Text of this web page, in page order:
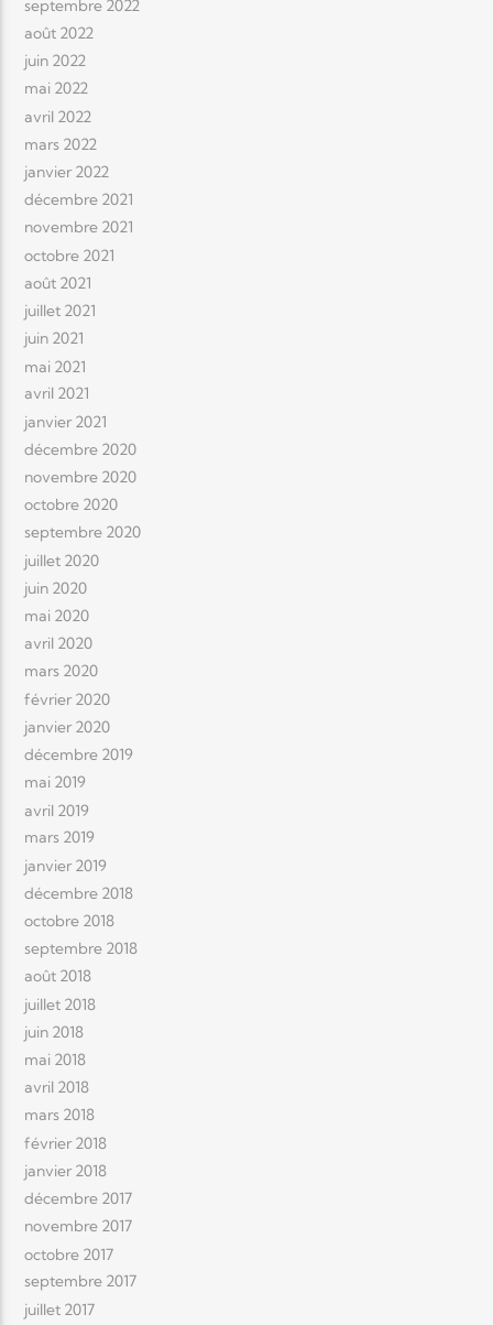
septembre 2022
août 2022
juin 2022
mai 2022
avril 2022
mars 2022
janvier 2022
décembre 2021
novembre 2021
octobre 2021
août 2021
juillet 2021
juin 2021
mai 2021
avril 2021
janvier 2021
décembre 2020
novembre 2020
octobre 2020
septembre 2020
juillet 2020
juin 2020
mai 2020
avril 2020
mars 2020
février 2020
janvier 2020
décembre 2019
mai 2019
avril 2019
mars 2019
janvier 2019
décembre 2018
octobre 2018
septembre 2018
août 2018
juillet 2018
juin 2018
mai 2018
avril 2018
mars 2018
février 2018
janvier 2018
décembre 2017
novembre 2017
octobre 2017
septembre 2017
juillet 2017